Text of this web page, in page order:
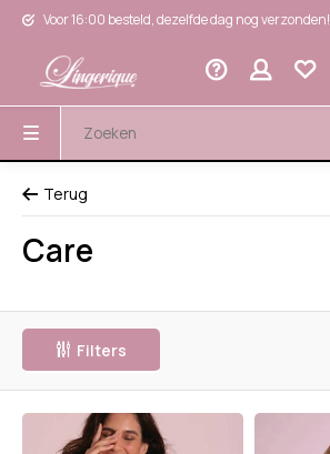
Voor 16:00 besteld, dezelfde dag nog verzonden!
Terug
Care
Filters